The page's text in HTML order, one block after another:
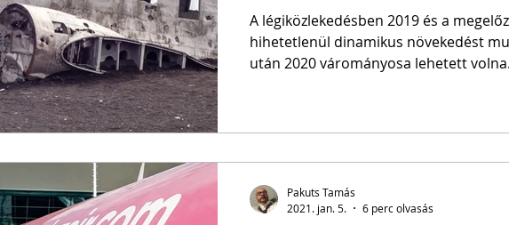
A légiközlekedésben 2019 és a
hihetetlenül dinamikus növekedést
után 2020 várományosa lehetett
Pakuts Tamás
2021. jan. 5.
6 perc olvasás